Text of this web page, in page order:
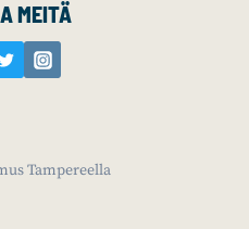
MEITÄ
Tampereella